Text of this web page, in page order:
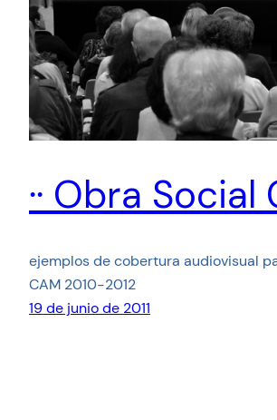
·· Obra Social
ejemplos de cobertura audiovisual
CAM 2010-2012
19 de junio de 2011